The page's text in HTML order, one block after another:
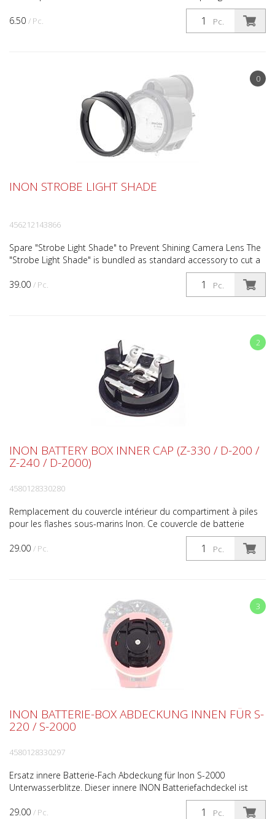
6.50 / Pc. Pc.
Achtung: Beachten Sie bei der Montage, die Bedieneranle...
0
39.00 / Pc. Pc.
INON STROBE LIGHT SHADE
456212143866
Spare "Strobe Light Shade" to Prevent Shining Camera Lens The
"Strobe Light Shade" is bundled as standard accessory to cut a
2
29.00 / Pc. Pc.
INON BATTERY BOX INNER CAP (Z-330 / D-200 /
Z-240 / D-2000)
4580128330280
Remplacement du couvercle intérieur du compartiment à piles
pour les flashes sous-marins Inon. Ce couvercle de batterie
interne INON est compatible avec les clignotements...
3
29.00 / Pc. Pc.
INON BATTERIE-BOX ABDECKUNG INNEN FÜR S-
220 / S-2000
4580128330297
Ersatz innere Batterie-Fach Abdeckung für Inon S-2000
Unterwasserblitze. Dieser innere INON Batteriefachdeckel ist
kompatibel zu folgenden INON Blitzen: S-2000 S-220 Prod...